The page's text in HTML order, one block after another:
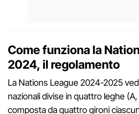
Come funziona la
2024, il regolamento
La Nations League 2024-2025
nazionali divise in quattro leghe
composta da quattro gironi